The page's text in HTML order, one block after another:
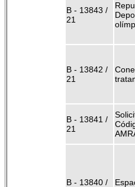
B - 13843 /
21
B - 13842 /
21
B - 13841 /
21
B - 13840 /